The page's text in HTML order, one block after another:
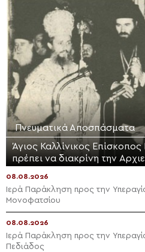
Πνευματικά Αποσπάσματα
Άγιος Καλλίνικος
πρέπει να διακρίνη την
08.08.2026
Ιερά Παράκληση προς την
Μονοφατσίου
08.08.2026
Ιερά Παράκληση προς την
Πεδιάδος